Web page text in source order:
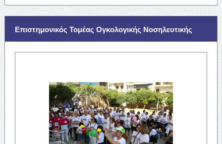
Επιστημονικός Τομέας Ογκολογικής Νοσηλευτικής